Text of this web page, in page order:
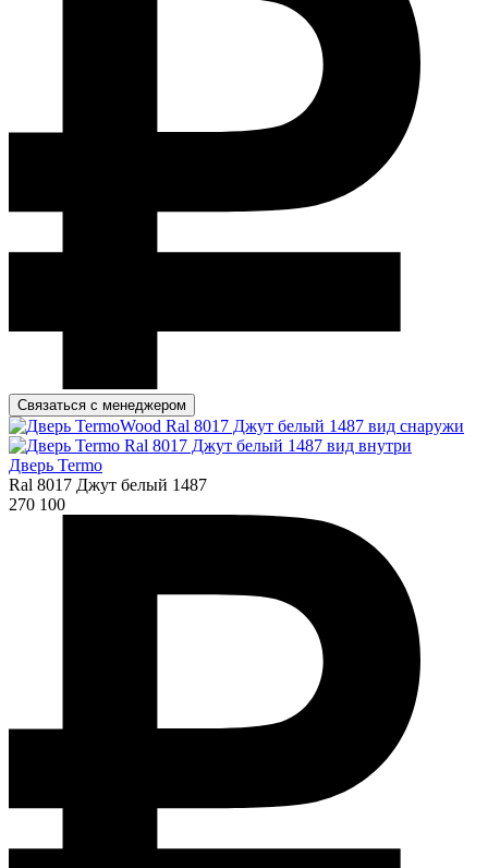
Связаться с менеджером
Дверь Termo
Ral 8017 Джут белый 1487
270 100